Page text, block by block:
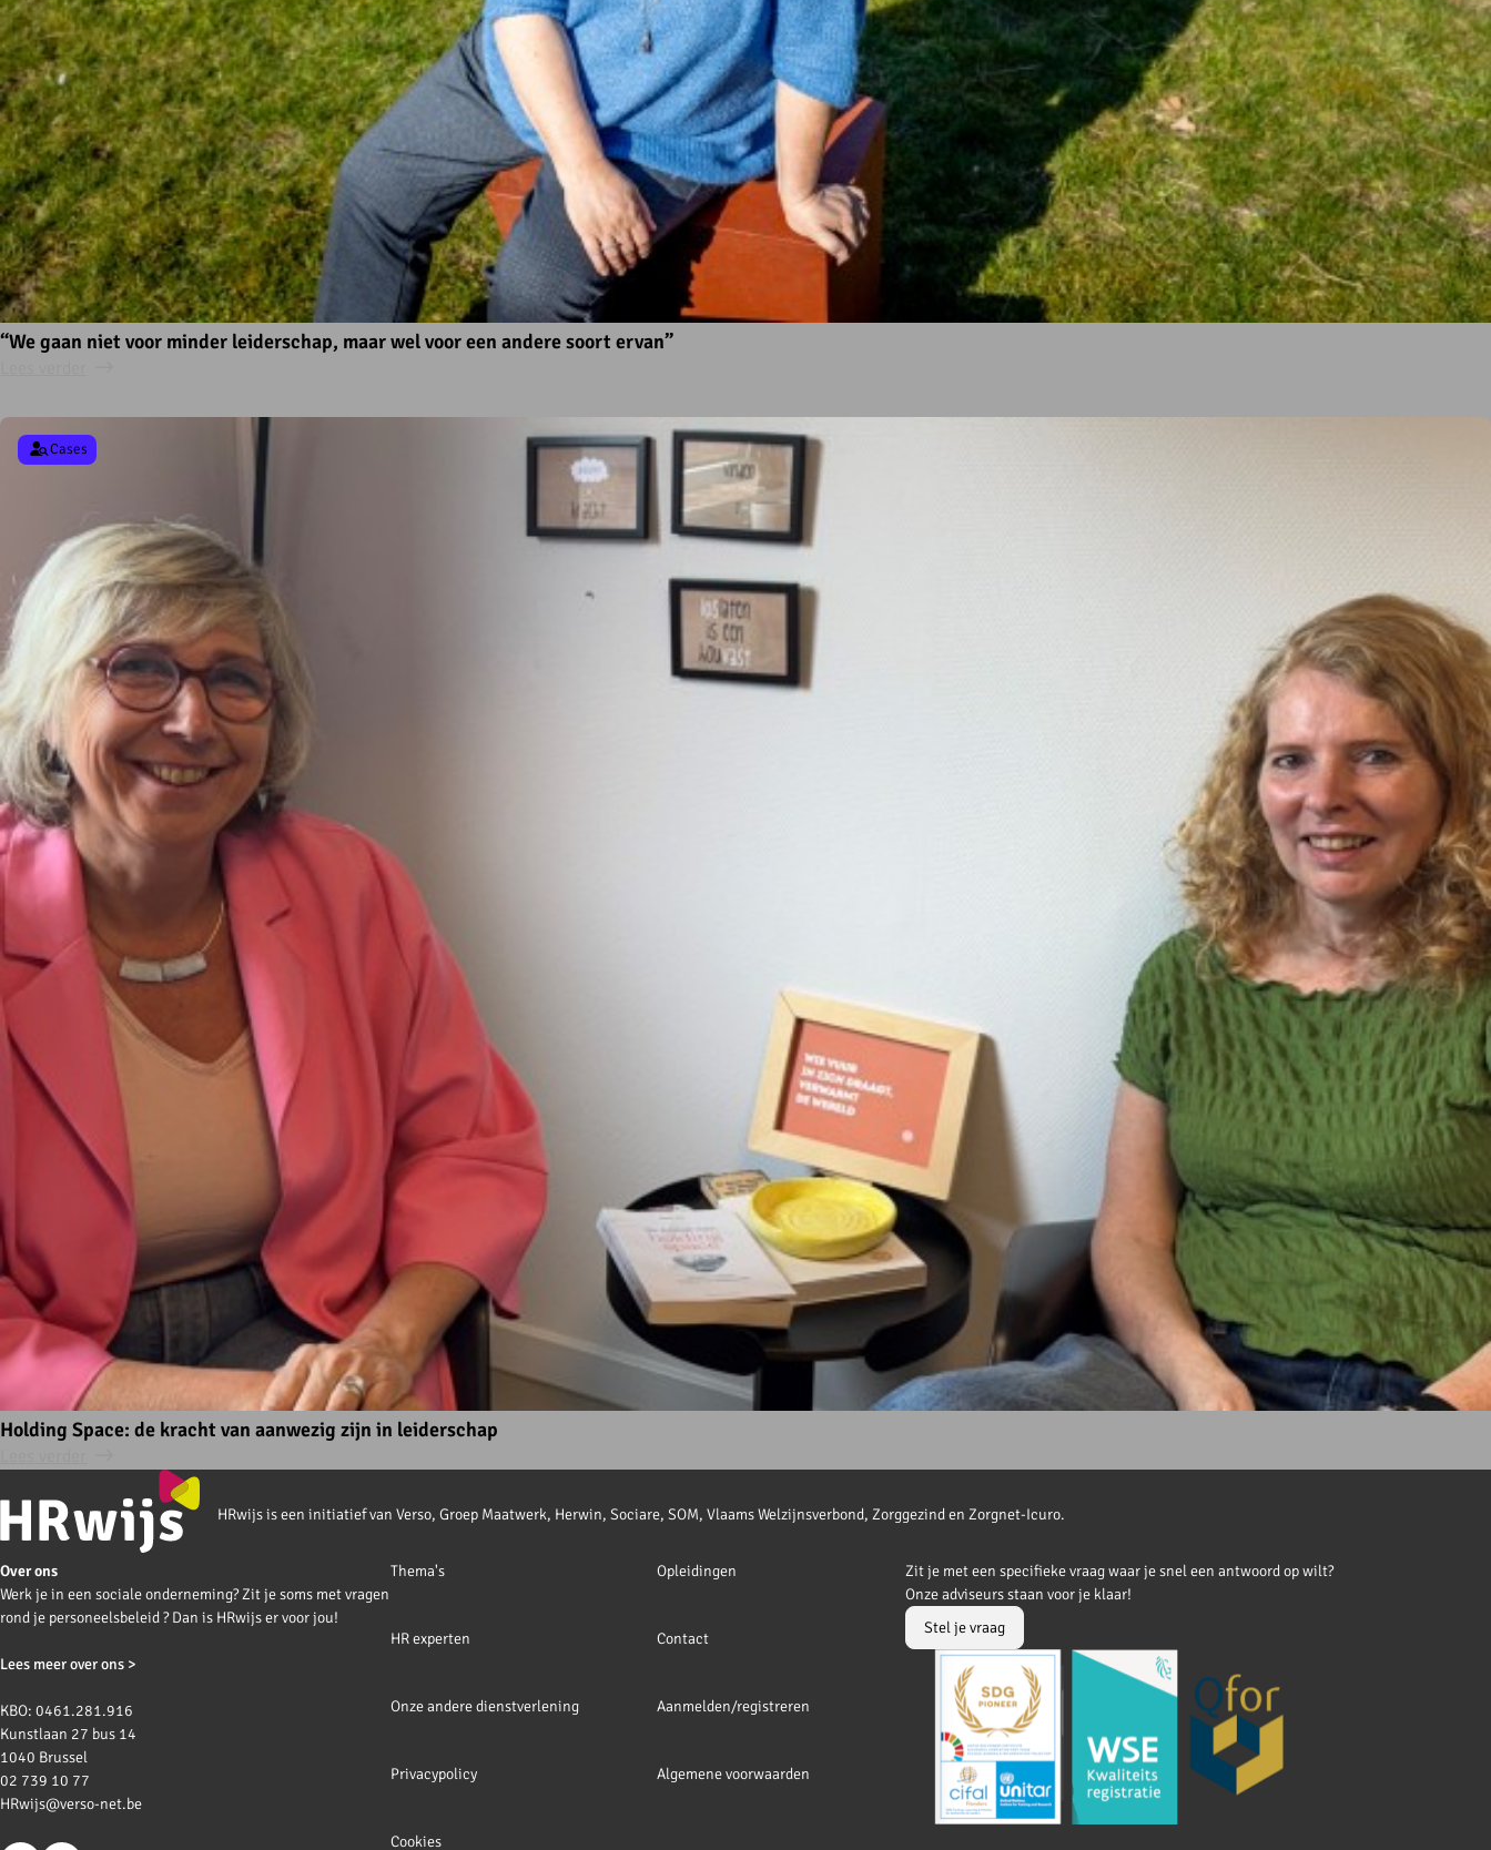
“We gaan niet voor minder leiderschap, maar wel voor een andere soort ervan”
Holding Space: de kracht van aanwezig zijn in leiderschap
Cases
HRwijs is een initiatief van Verso, Groep Maatwerk, Herwin, Sociare, SOM, Vlaams Welzijnsverbond, Zorggezind en Zorgnet-Icuro.
Over ons
Werk je in een sociale onderneming? Zit je soms met vragen
rond je personeelsbeleid ? Dan is HRwijs er voor jou!
Lees meer over ons >
KBO: 0461.281.916
Kunstlaan 27 bus 14
1040 Brussel
02 739 10 77
HRwijs@verso-net.be
Footer
Thema's Opleidingen
HR experten Contact
Onze andere dienstverlening Aanmelden/registreren
Privacypolicy Algemene voorwaarden
Cookies
Zit je met een specifieke vraag waar je snel een antwoord op wilt?
Onze adviseurs staan voor je klaar!
Stel je vraag